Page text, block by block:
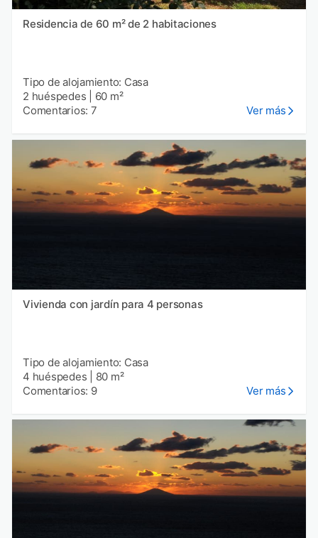
Residencia de 60 m² de 2 habitaciones
Tipo de alojamiento: Casa
2 huéspedes
60 m²
Comentarios: 7
Ver más
Vivienda con jardín para 4 personas
Tipo de alojamiento: Casa
4 huéspedes
80 m²
Comentarios: 9
Ver más